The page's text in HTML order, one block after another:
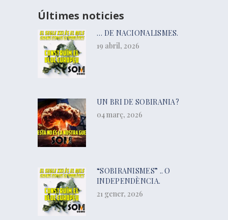
Últimes noticies
… DE NACIONALISMES.
19 abril, 2026
UN BRI DE SOBIRANIA?
04 març, 2026
“SOBIRANISMES” .. O
INDEPENDÈNCIA.
21 gener, 2026